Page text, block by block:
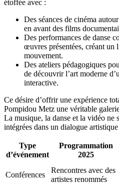
étoffée avec :
Des séances de cinéma
en avant des films
Des performances de danse
œuvres présentées, créant un
mouvement.
Des ateliers pédagogiques
de découvrir l’art moderne
interactive.
Ce désire d’offrir une expérience
Pompidou Metz une véritable
La musique, la danse et la vidéo ne
intégrées dans un dialogue
Type
d’événement
Programmation
2025
Conférences
Rencontres avec des
artistes renommés